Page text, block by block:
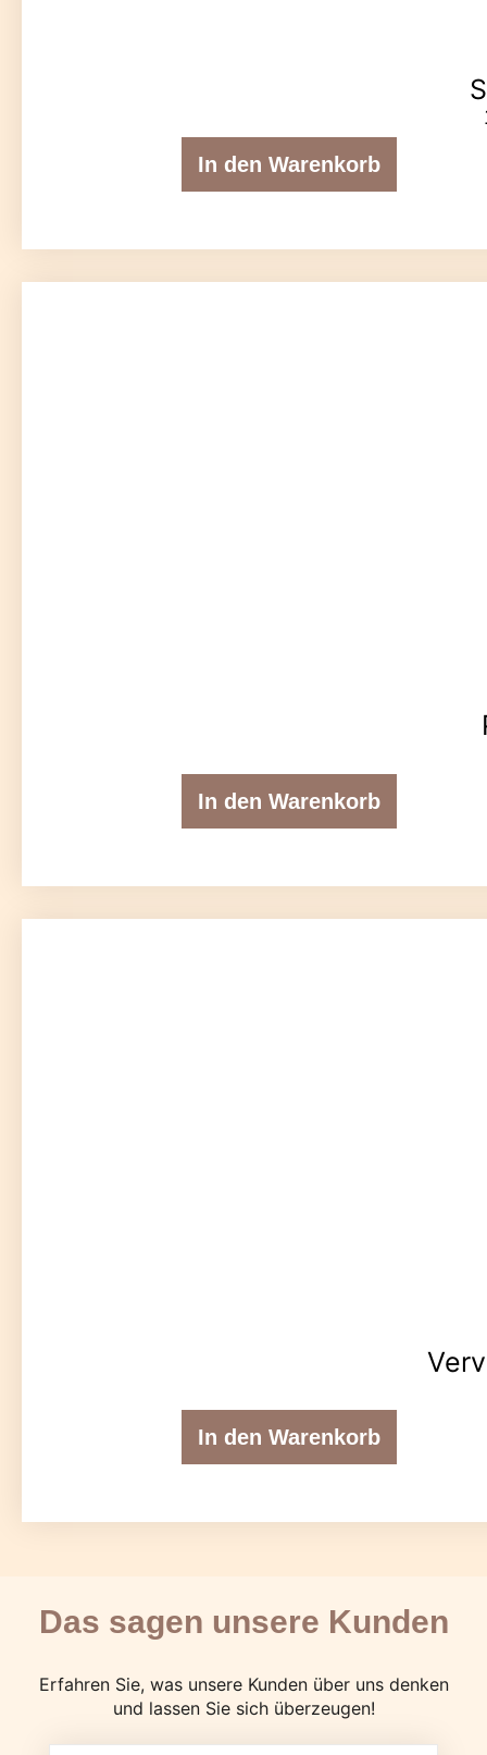
In den Warenkorb
In den Warenkorb
In den Warenkorb
Das sagen unsere Kunden
Erfahren Sie, was unsere Kunden über uns denken
und lassen Sie sich überzeugen!